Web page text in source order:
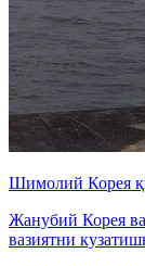
Шимолий Корея
Жанубий Корея
вазиятни